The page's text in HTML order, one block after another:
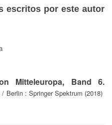
escritos por este autor
Mitteleuropa, Band 6.
/ Berlin : Springer Spektrum (2018)